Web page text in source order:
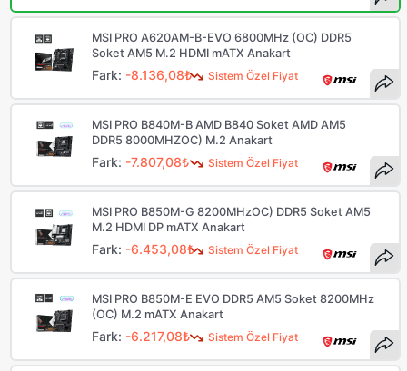
Sistem Özel Fiyat
MSI PRO A620AM-B-EVO 6800MHz (OC) DDR5
Soket AM5 M.2 HDMI mATX Anakart
Fark: -8.136,08₺
Sistem Özel Fiyat
MSI PRO B840M-B AMD B840 Soket AMD AM5
DDR5 8000MHZOC) M.2 Anakart
Fark: -7.807,08₺
Sistem Özel Fiyat
MSI PRO B850M-G 8200MHzOC) DDR5 Soket AM5
M.2 HDMI DP mATX Anakart
Fark: -6.453,08₺
Sistem Özel Fiyat
MSI PRO B850M-E EVO DDR5 AM5 Soket 8200MHz
(OC) M.2 mATX Anakart
Fark: -6.217,08₺